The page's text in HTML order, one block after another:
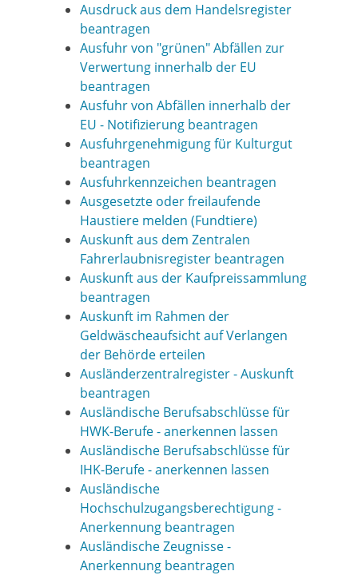
Ausdruck aus dem Handelsregister
beantragen
Ausfuhr von "grünen" Abfällen zur
Verwertung innerhalb der EU
beantragen
Ausfuhr von Abfällen innerhalb der
EU - Notifizierung beantragen
Ausfuhrgenehmigung für Kulturgut
beantragen
Ausfuhrkennzeichen beantragen
Ausgesetzte oder freilaufende
Haustiere melden (Fundtiere)
Auskunft aus dem Zentralen
Fahrerlaubnisregister beantragen
Auskunft aus der Kaufpreissammlung
beantragen
Auskunft im Rahmen der
Geldwäscheaufsicht auf Verlangen
der Behörde erteilen
Ausländerzentralregister - Auskunft
beantragen
Ausländische Berufsabschlüsse für
HWK-Berufe - anerkennen lassen
Ausländische Berufsabschlüsse für
IHK-Berufe - anerkennen lassen
Ausländische
Hochschulzugangsberechtigung -
Anerkennung beantragen
Ausländische Zeugnisse -
Anerkennung beantragen